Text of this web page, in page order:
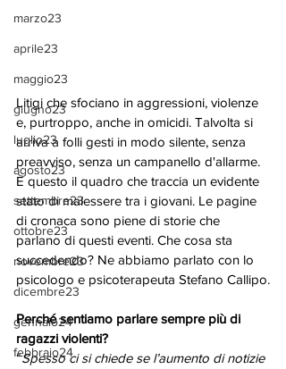
marzo23
aprile23
maggio23
giugno23
luglio23
agosto23
settembre23
ottobre23
novembre23
dicembre23
gennaio24
febbraio24
Litigi che sfociano in aggressioni, violenze
e, purtroppo, anche in omicidi. Talvolta si
arriva a folli gesti in modo silente, senza
preavviso, senza un campanello d'allarme.
È questo il quadro che traccia un evidente
stato di malessere tra i giovani. Le pagine
di cronaca sono piene di storie che
parlano di questi eventi. Che cosa sta
succedendo? Ne abbiamo parlato con lo
psicologo e psicoterapeuta Stefano Callipo.
Perché sentiamo parlare sempre più di
ragazzi violenti?
“Spesso ci si chiede se l’aumento di notizie